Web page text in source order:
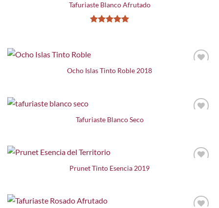
Tafuriaste Blanco Afrutado
Ocho Islas Tinto Roble 2018
Tafuriaste Blanco Seco
Prunet Tinto Esencia 2019